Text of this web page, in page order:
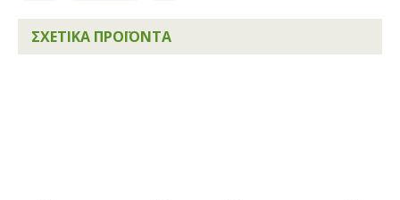
ΣΧΕΤΙΚΆ ΠΡΟΪΌΝΤΑ